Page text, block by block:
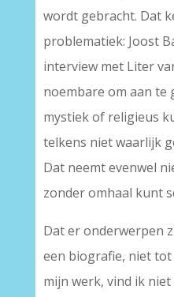
wordt gebracht. Dat
problematiek: Joost
interview met Liter
noembare om aan te
mystiek of religieus
telkens niet waarlijk
Dat neemt evenwel
zonder omhaal kunt
Dat er onderwerpen
een biografie, niet
mijn werk, vind ik